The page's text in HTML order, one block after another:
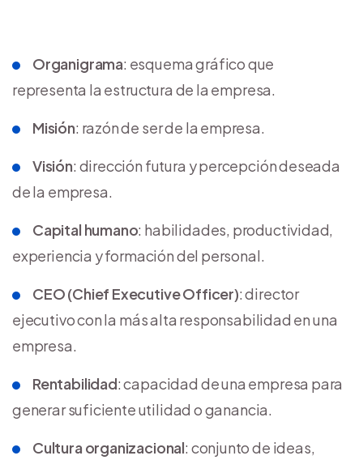
Organigrama: esquema gráfico que
representa la estructura de la empresa.
Misión: razón de ser de la empresa.
Visión: dirección futura y percepción deseada
de la empresa.
Capital humano: habilidades, productividad,
experiencia y formación del personal.
CEO (Chief Executive Officer): director
ejecutivo con la más alta responsabilidad en una
empresa.
Rentabilidad: capacidad de una empresa para
generar suficiente utilidad o ganancia.
Cultura organizacional: conjunto de ideas,